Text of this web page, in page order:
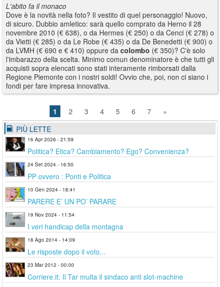
L'abito fa il monaco
Dove è la novità nella foto? Il vestito di quel personaggio! Nuovo,
di sicuro. Dubbio amletico: sarà quello comprato da Herno il 28
novembre 2010 (€ 638), o da Hermes (€ 250) o da Cenci (€ 278) o
da Vietti (€ 285) o da Le Robe (€ 435) o da De Benedetti (€ 900) o
da LVMH (€ 690 e € 410) oppure da colombo (€ 350)? C'è solo
l'imbarazzo della scelta. Minimo comun denominatore è che tutti gli
acquisti sopra elencati sono stati interamente rimborsati dalla
Regione Piemonte con i nostri soldi! Ovvio che, poi, non ci siano i
fondi per fare impresa innovativa.
1 2 3 4 5 6 7
»
PIÙ LETTE
16 Apr 2026 - 21:59
Politica? Etica? Cambiamento? Ego? Convenienza?
24 Set 2024 - 16:50
PP ovvero : Ponti e Politica
10 Gen 2024 - 18:41
PARERE E’ UN PO’ PARARE
19 Nov 2024 - 11:54
I veri handicap della montagna
18 Ago 2014 - 14:09
Le risposte dopo il voto...
23 Mar 2012 - 00:00
Corriere.it: Il Tar multa il sindaco anti slot-machine